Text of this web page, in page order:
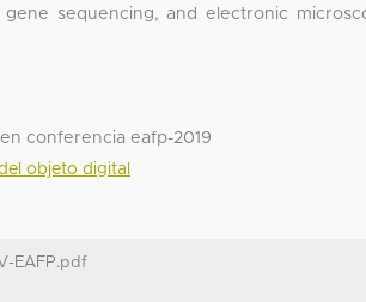
sequencing, and electronic
conferencia eafp-2019
objeto digital
EAFP.pdf